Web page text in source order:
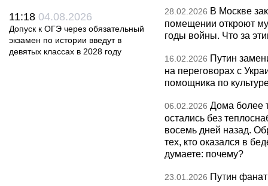
11:18 04.08.2026
Допуск к ОГЭ через обязательный
экзамен по истории введут в
девятых классах в 2028 году
28.02.2026 В Москве
помещении откроют
годы войны. Что за
16.02.2026 Путин
на переговорах с
помощника по
06.02.2026 Дома более
остались без
восемь дней назад.
тех, кто оказался в
думаете: почему?
23.01.2026 Путин